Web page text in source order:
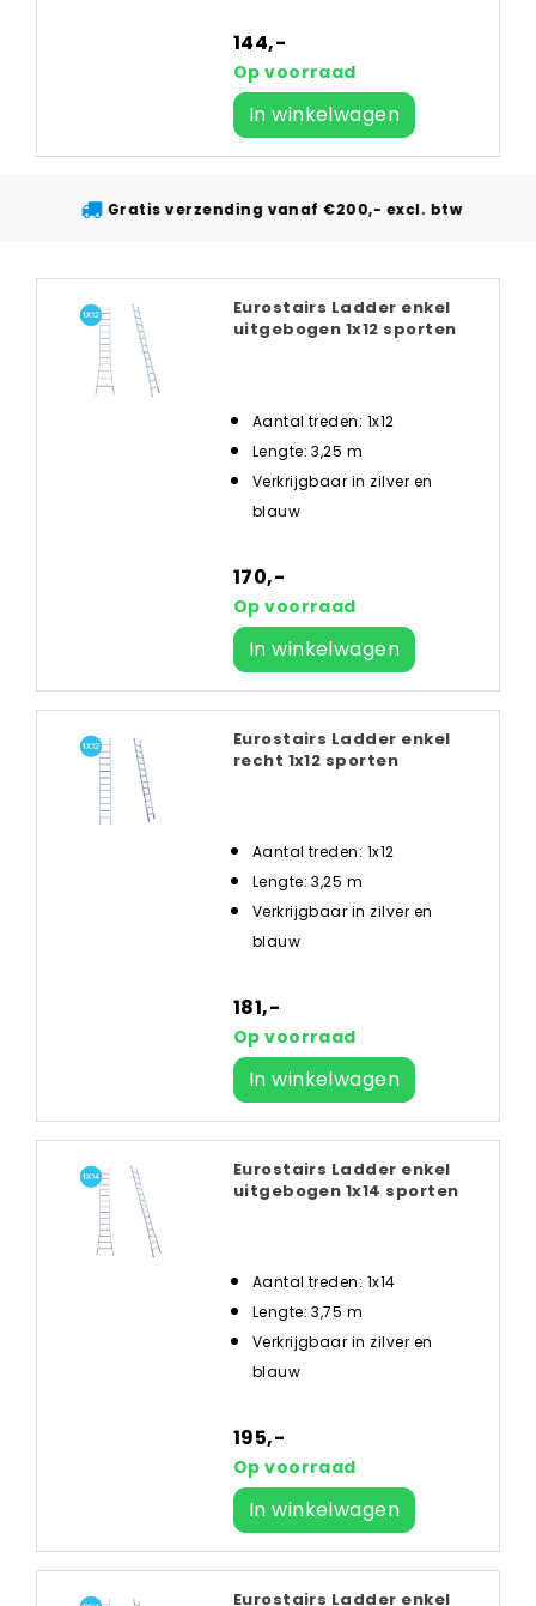
144,-
Op voorraad
In winkelwagen
Gratis verzending vanaf €200,- excl. btw
Eurostairs Ladder enkel
uitgebogen 1x12 sporten
Aantal treden: 1x12
Lengte: 3,25 m
Verkrijgbaar in zilver en
blauw
170,-
Op voorraad
In winkelwagen
Eurostairs Ladder enkel
recht 1x12 sporten
Aantal treden: 1x12
Lengte: 3,25 m
Verkrijgbaar in zilver en
blauw
181,-
Op voorraad
In winkelwagen
Eurostairs Ladder enkel
uitgebogen 1x14 sporten
Aantal treden: 1x14
Lengte: 3,75 m
Verkrijgbaar in zilver en
blauw
195,-
Op voorraad
In winkelwagen
Eurostairs Ladder enkel